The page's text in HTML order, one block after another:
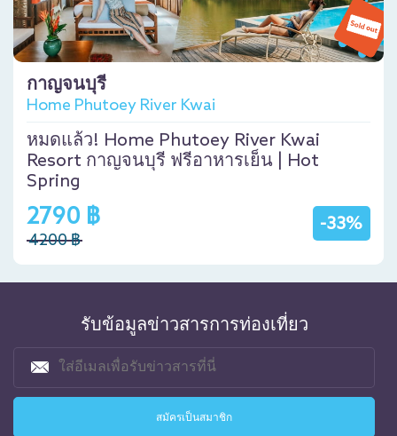
กาญจนบุรี
Home Phutoey River Kwai
หมดแล้ว! Home Phutoey River Kwai
Resort กาญจนบุรี ฟรีอาหารเย็น | Hot
Spring
-33%
2790 ฿
4200 ฿
รับข้อมูลข่าวสารการท่องเที่ยว